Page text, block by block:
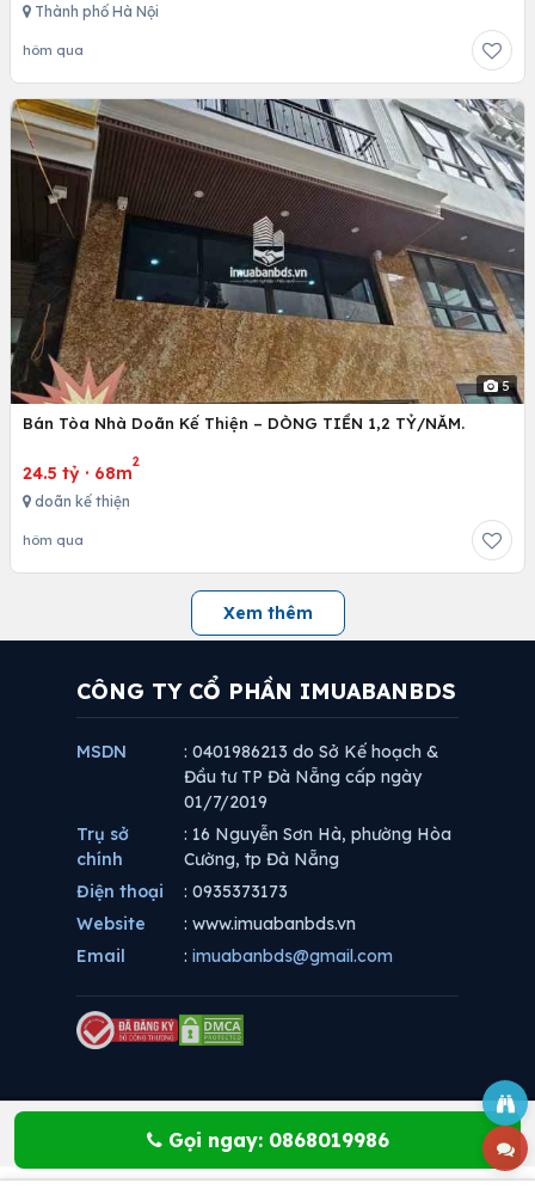
Thành phố Hà Nội
hôm qua
5
Bán Tòa Nhà Doãn Kế Thiện – DÒNG TIỀN 1,2 TỶ/NĂM.
24.5 tỷ · 68m
2
doãn kế thiện
hôm qua
Xem thêm
Gọi ngay: 0868019986
CÔNG TY CỔ PHẦN IMUABANBDS
MSDN
: 0401986213 do Sở Kế hoạch &
Đầu tư TP Đà Nẵng cấp ngày
01/7/2019
Trụ sở
chính
: 16 Nguyễn Sơn Hà, phường Hòa
Cường, tp Đà Nẵng
Điện thoại
: 0935373173
Website
: www.imuabanbds.vn
Email
: imuabanbds@gmail.com